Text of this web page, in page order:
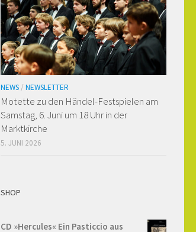
NEWS / NEWSLETTER
Motette zu den Händel-Festspielen am
Samstag, 6. Juni um 18 Uhr in der
Marktkirche
5. JUNI 2026
SHOP
CD »Hercules« Ein Pasticcio aus